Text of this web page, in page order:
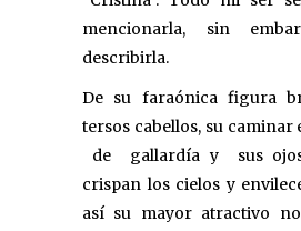
mencionarla, sin
describirla.
De su faraónica figura
tersos cabellos, su caminar
de gallardía y sus ojos
crispan los cielos y
así su mayor atractivo